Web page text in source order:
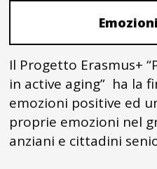
Il Progetto Erasmus+
in active aging” ha la
emozioni positive ed
proprie emozioni nel
anziani e cittadini